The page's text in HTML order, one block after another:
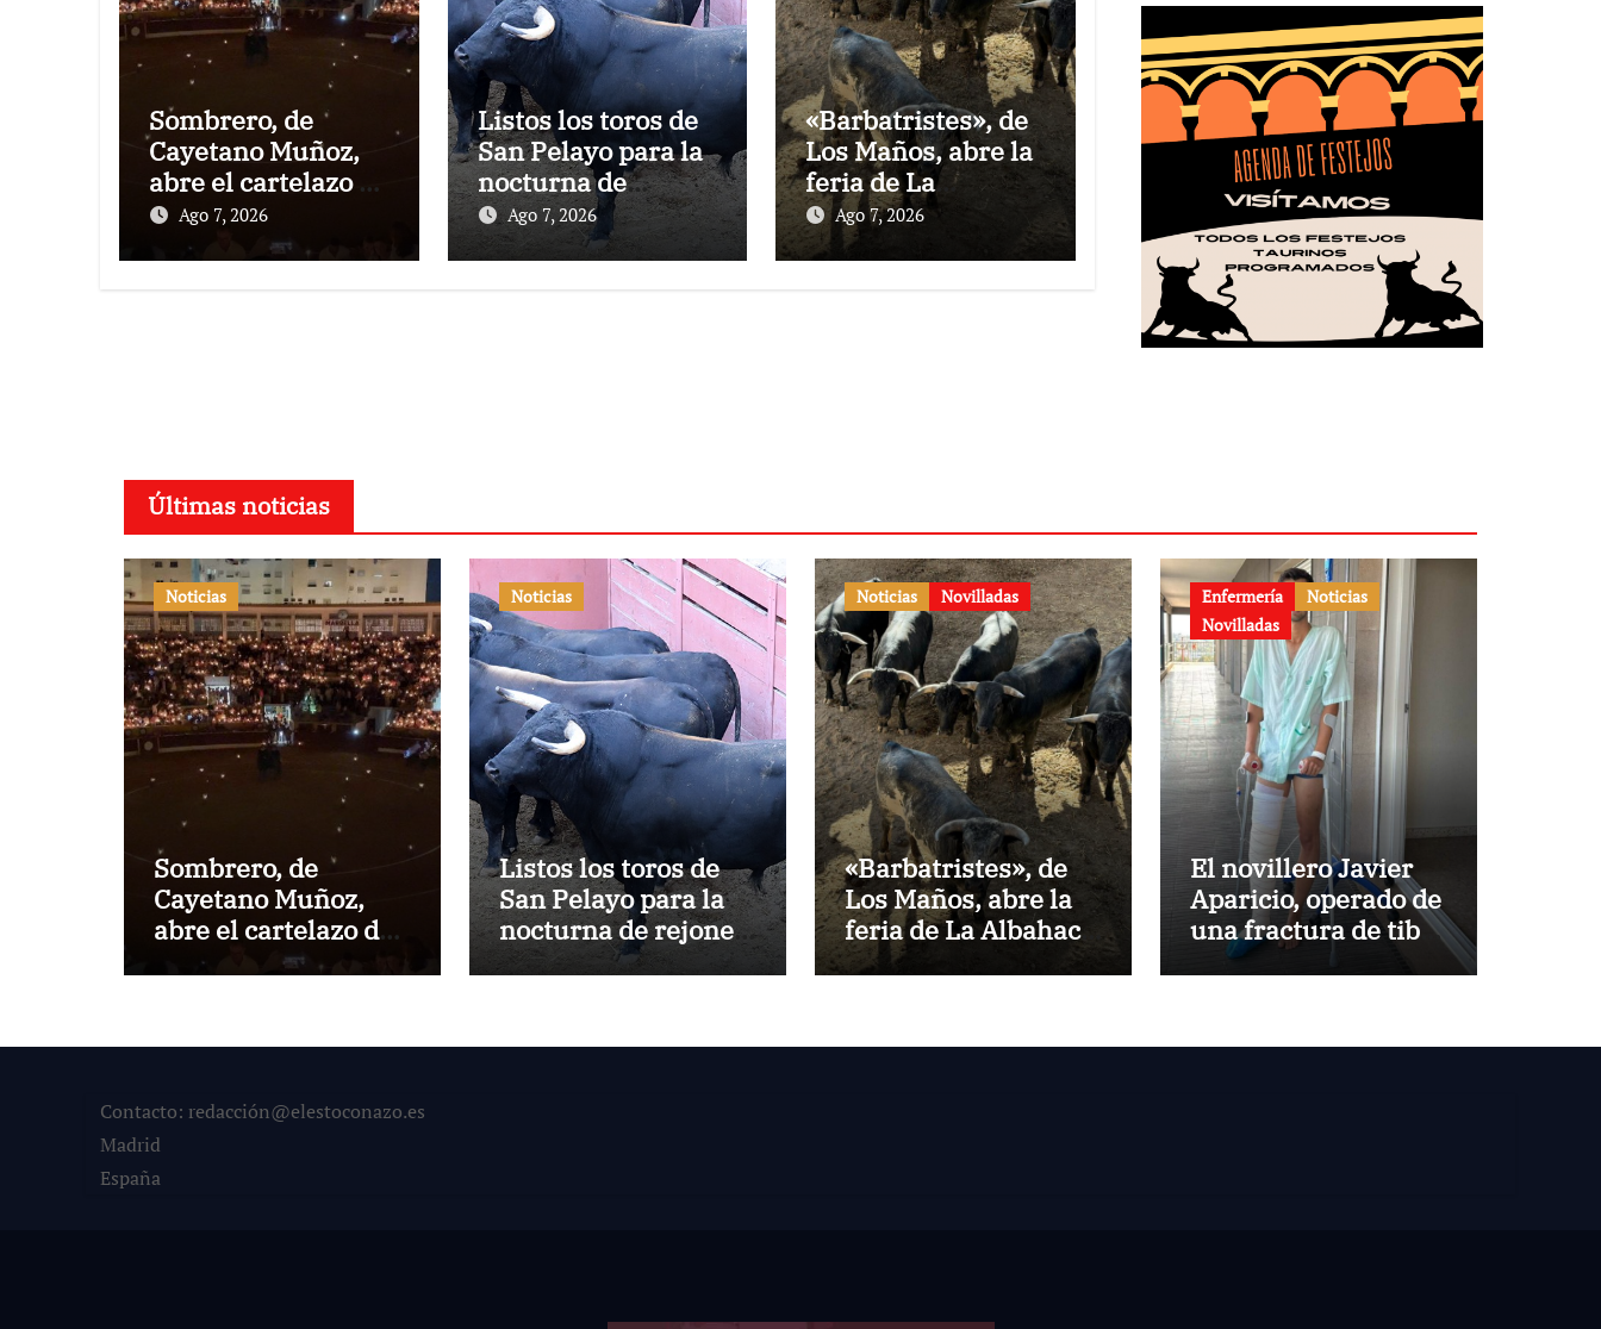
Sombrero, de
Cayetano Muñoz,
abre el cartelazo de
Marbella
Ago 7, 2026
Listos los toros de
San Pelayo para la
nocturna de
rejones en El
Puerto
Ago 7, 2026
«Barbatristes», de
Los Maños, abre la
feria de La
Albahaca de
Huesca
Ago 7, 2026
Últimas noticias
Noticias
Sombrero, de
Cayetano Muñoz,
abre el cartelazo de
Marbella
Noticias
Listos los toros de
San Pelayo para la
nocturna de rejones
en El Puerto
Noticias Novilladas
«Barbatristes», de
Los Maños, abre la
feria de La Albahaca
de Huesca
Enfermería
Noticias
Novilladas
El novillero Javier
Aparicio, operado de
una fractura de tibia
y peroné
Contacto: redacción@elestoconazo.es
Madrid
España